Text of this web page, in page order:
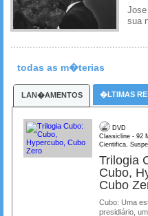
sua
todas as m�terias
LAN�AMENTOS �LTIMAS
DVD
Classicline - 92
Cientifica,
Trilogia
Cubo,
Cubo
Cubo: Uma
presidiário,